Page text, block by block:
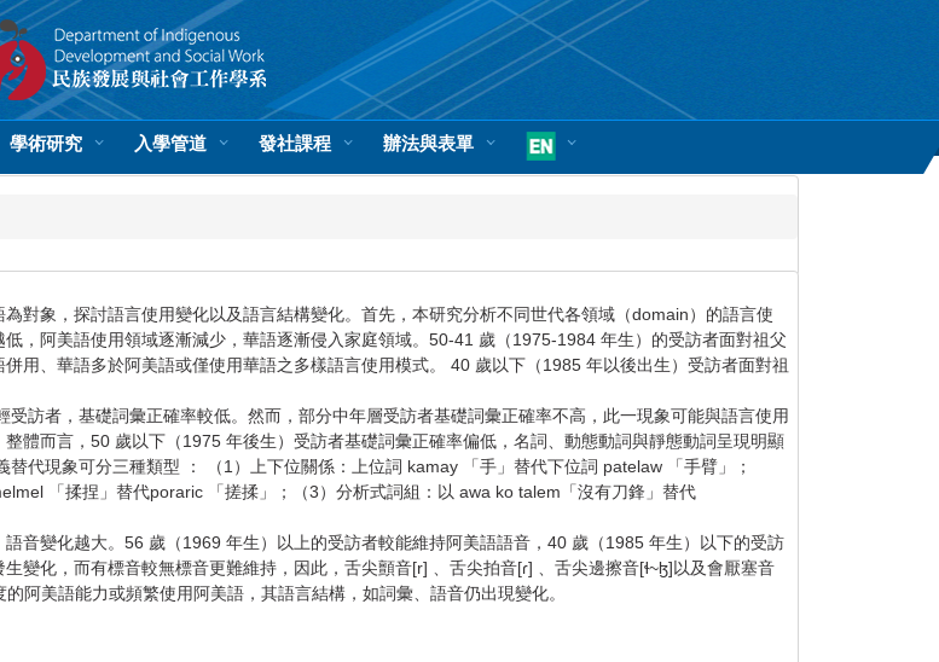
學術研究 入學管道 發社課程 辦法與表單
對象，探討語言使用變化以及語言結構變化。首先，本研究分析不同世代各領域（domain）的語言使
，阿美語使用領域逐漸減少，華語逐漸侵入家庭領域。50-41 歲（1975-1984 年生）的受訪者面對祖父
用、華語多於阿美語或僅使用華語之多樣語言使用模式。 40 歲以下（1985 年以後出生）受訪者面對祖
訪者，基礎詞彙正確率較低。然而，部分中年層受訪者基礎詞彙正確率不高，此一現象可能與語言使用
體而言，50 歲以下（1975 年後生）受訪者基礎詞彙正確率偏低，名詞、動態動詞與靜態動詞呈現明顯
代現象可分三種類型 ： （1）上下位關係：上位詞 kamay 「手」替代下位詞 patelaw 「手臂」；
「揉捏」替代poraric 「搓揉」；（3）分析式詞組：以 awa ko talem「沒有刀鋒」替代
音變化越大。56 歲（1969 年生）以上的受訪者較能維持阿美語語音，40 歲（1985 年生）以下的受訪
變化，而有標音較無標音更難維持，因此，舌尖顫音[r] 、舌尖拍音[ɾ] 、舌尖邊擦音[ɬ~ɮ]以及會厭塞音
阿美語能力或頻繁使用阿美語，其語言結構，如詞彙、語音仍出現變化。